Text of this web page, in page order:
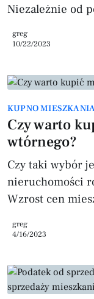
Niezależnie od
najwięcej
10 sposobów na
dobrego agenta
nieruchomości będzie
rynku
wartość
greg
10/22/2023
KUPNO
Czy warto
wtórnego?
Czy taki wybór
nieruchomości
Wzrost cen
mieszkania na
pierwotny
kupujemy
greg
4/16/2023